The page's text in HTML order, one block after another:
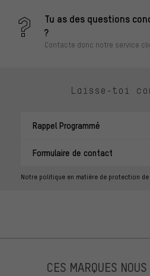
Tu as des questions
?
Contacte donc notre service
Laisse-toi
Rappel Programmé
Formulaire de contact
Notre politique en matière de protection de
CES MARQUES